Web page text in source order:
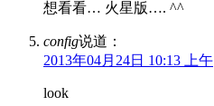
想看看… 火星版…. ^^
config说道：
2013年04月24日 10:13 上午
look